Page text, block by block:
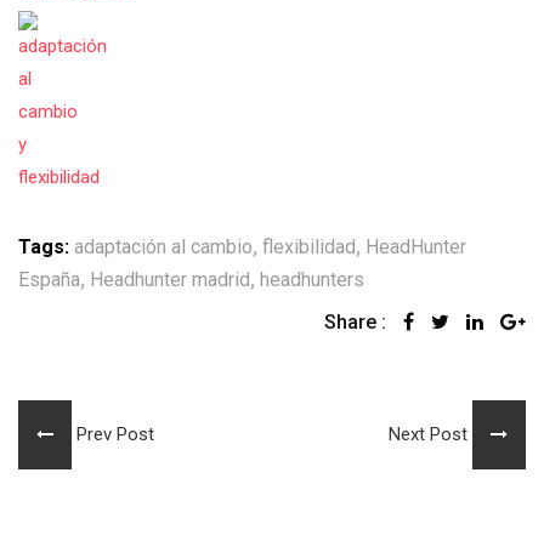
Tags: adaptación al cambio, flexibilidad, HeadHunter
España, Headhunter madrid, headhunters
Share :
Prev Post Next Post